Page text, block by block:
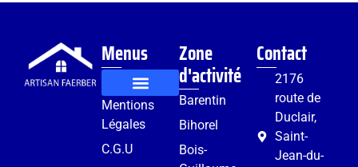
Menus
Mentions
Légales
C.G.U
Zone
d'activité
Barentin
Bihorel
Bois-
Contact
2176
route de
Duclair,
Saint-
Jean-du-